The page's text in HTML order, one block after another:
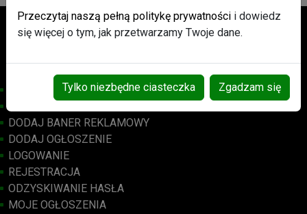
Osób online: 534
STRONA GŁÓWNA
DODAJ BANER REKLAMOWY
DODAJ OGŁOSZENIE
LOGOWANIE
REJESTRACJA
ODZYSKIWANIE HASŁA
MOJE OGŁOSZENIA
Przeczytaj naszą pełną politykę prywatności i dowiedz
się więcej o tym, jak przetwarzamy Twoje dane.
Tylko niezbędne ciasteczka Zgadzam się